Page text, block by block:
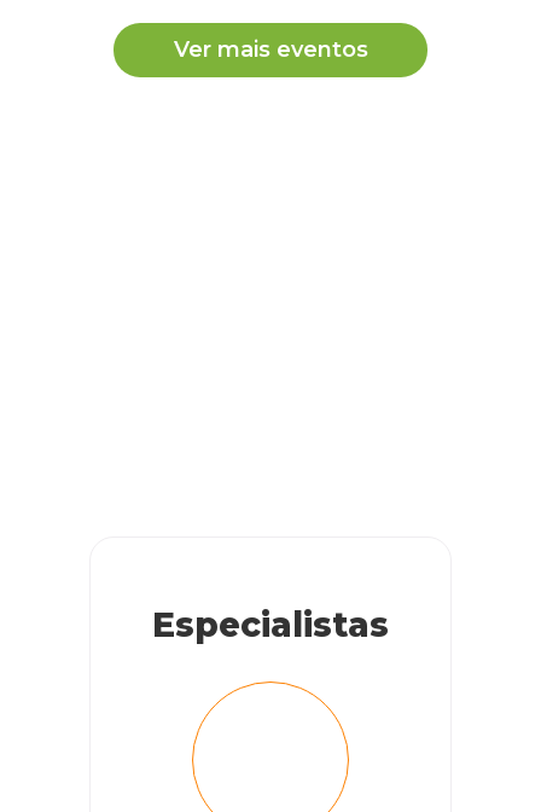
Ver mais eventos
Especialistas